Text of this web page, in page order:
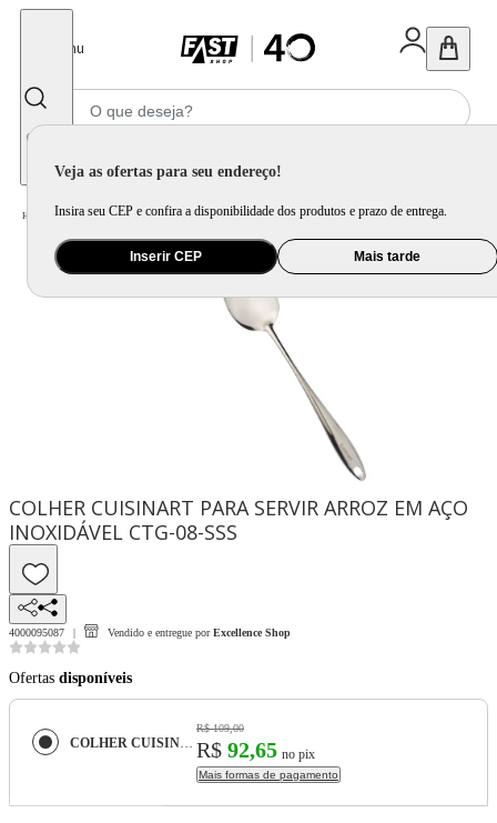
Menu
Veja as ofertas para seu endereço!
Insira seu CEP e confira a disponibilidade dos produtos e prazo de entrega.
Inserir CEP Mais tarde
Home Utilidade Doméstica Cozinha / Utensilio de Bancada
COLHER CUISINART PARA SERVIR ARROZ EM AÇO
INOXIDÁVEL CTG-08-SSS
4000095087 Vendido e entregue por Excellence Shop
Ofertas disponíveis
COLHER CUISINART PARA SERVIR ARROZ EM AÇO INOXIDÁVEL CTG-08-SSS
R$ 109,00
R$ 92,65 no pix
Mais formas de pagamento